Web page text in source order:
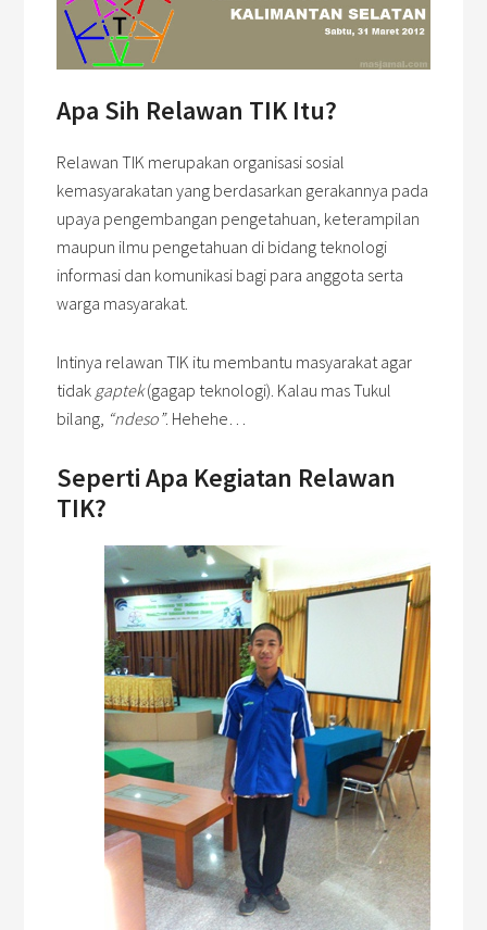
Apa Sih Relawan TIK Itu?
Relawan TIK merupakan organisasi sosial
kemasyarakatan yang berdasarkan gerakannya pada
upaya pengembangan pengetahuan, keterampilan
maupun ilmu pengetahuan di bidang teknologi
informasi dan komunikasi bagi para anggota serta
warga masyarakat.
Intinya relawan TIK itu membantu masyarakat agar
tidak gaptek(gagap teknologi). Kalau mas Tukul
bilang, “ndeso”. Hehehe…
Seperti Apa Kegiatan Relawan
TIK?